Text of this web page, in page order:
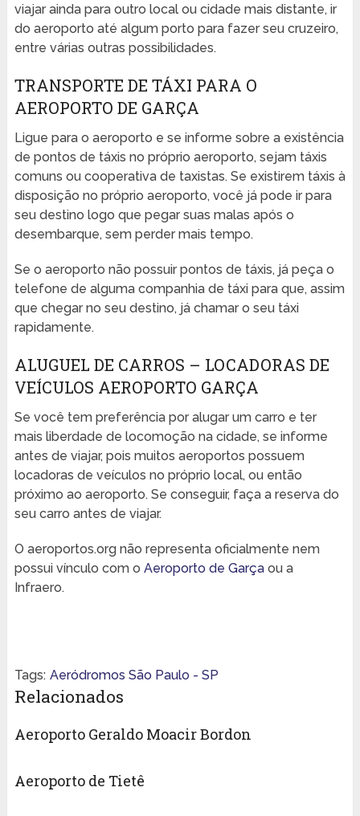
viajar ainda para outro local ou cidade mais distante, ir
do aeroporto até algum porto para fazer seu cruzeiro,
entre várias outras possibilidades.
TRANSPORTE DE TÁXI PARA O
AEROPORTO DE GARÇA
Ligue para o aeroporto e se informe sobre a existência
de pontos de táxis no próprio aeroporto, sejam táxis
comuns ou cooperativa de taxistas. Se existirem táxis à
disposição no próprio aeroporto, você já pode ir para
seu destino logo que pegar suas malas após o
desembarque, sem perder mais tempo.
Se o aeroporto não possuir pontos de táxis, já peça o
telefone de alguma companhia de táxi para que, assim
que chegar no seu destino, já chamar o seu táxi
rapidamente.
ALUGUEL DE CARROS – LOCADORAS DE
VEÍCULOS AEROPORTO GARÇA
Se você tem preferência por alugar um carro e ter
mais liberdade de locomoção na cidade, se informe
antes de viajar, pois muitos aeroportos possuem
locadoras de veículos no próprio local, ou então
próximo ao aeroporto. Se conseguir, faça a reserva do
seu carro antes de viajar.
O aeroportos.org não representa oficialmente nem
possui vínculo com o Aeroporto de Garçaou a
Infraero.
Tags: Aeródromos São Paulo - SP
Relacionados
Aeroporto Geraldo Moacir Bordon
Aeroporto de Tietê